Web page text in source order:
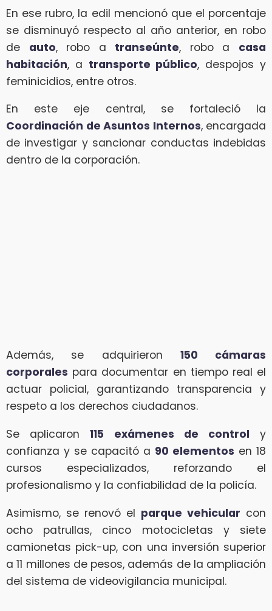
En ese rubro, la edil mencionó que el porcentaje
se disminuyó respecto al año anterior, en robo
de auto, robo a transeúnte, robo a casa
habitación, a transporte público, despojos y
feminicidios, entre otros.
En este eje central, se fortaleció la
Coordinación de Asuntos Internos, encargada
de investigar y sancionar conductas indebidas
dentro de la corporación.
Además, se adquirieron 150 cámaras
corporales para documentar en tiempo real el
actuar policial, garantizando transparencia y
respeto a los derechos ciudadanos.
Se aplicaron115 exámenes de control y
confianza y se capacitó a 90 elementos en 18
cursos especializados, reforzando el
profesionalismo y la confiabilidad de la policía.
Asimismo, se renovó el parque vehicular con
ocho patrullas, cinco motocicletas y siete
camionetas pick-up, con una inversión superior
a 11 millones de pesos, además de la ampliación
del sistema de videovigilancia municipal.